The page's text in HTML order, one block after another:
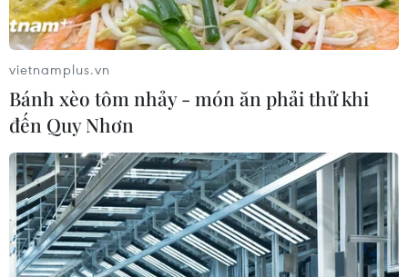
vietnamplus.vn
Bánh xèo tôm nhảy - món ăn phải thử khi
đến Quy Nhơn